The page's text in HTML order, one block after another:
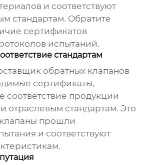
и соответствуют
стандартам. Обратите
сертификатов
испытаний.
стандартам
обратных клапанов
сертификаты,
продукции
отраслевым стандартам. Это
клапаны прошли
и соответствуют